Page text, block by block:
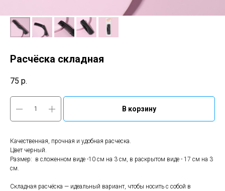
Расчёска складная
75 р.
В корзину
Качественная, прочная и удобная расческа.
Цвет черный.
Размер: в сложенном виде -10 см на 3 см, в раскрытом виде - 17 см на 3
см.
Складная расчёска — идеальный вариант, чтобы носить с собой в